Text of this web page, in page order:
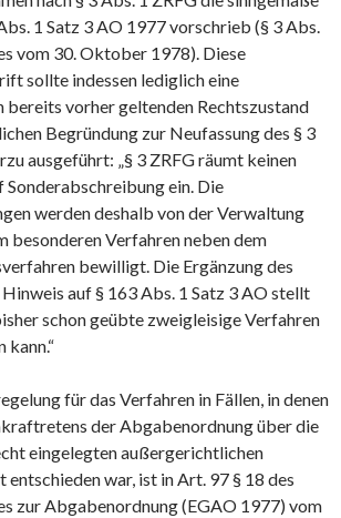
1 Satz 3 AO 1977 vorschrieb (§ 3 Abs.
vom 30. Oktober 1978). Diese
sollte indessen lediglich eine
bereits vorher geltenden Rechtszustand
Begründung zur Neufassung des § 3
ausgeführt: „§ 3 ZRFG räumt keinen
Sonderabschreibung ein. Die
werden deshalb von der Verwaltung
besonderen Verfahren neben dem
bewilligt. Die Ergänzung des
auf § 163 Abs. 1 Satz 3 AO stellt
schon geübte zweigleisige Verfahren
kann.“
für das Verfahren in Fällen, in denen
der Abgabenordnung über die
eingelegten außergerichtlichen
entschieden war, ist in Art. 97 § 18 des
zur Abgabenordnung (EGAO 1977) vom